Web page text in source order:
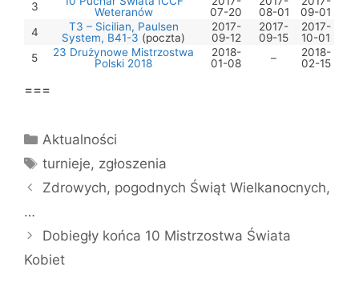
3
Weteranów
07-20
08-01
09-01
4
T3 – Sicilian, Paulsen
System, B41-3 (poczta)
2017-
09-12
2017-
09-15
2017-
10-01
5
23 Drużynowe Mistrzostwa
Polski 2018
2018-
01-08
–
2018-
02-15
===
Kategorie
Aktualności
Tagi
turnieje, zgłoszenia
Zdrowych, pogodnych Świąt Wielkanocnych,
…
Dobiegły końca 10 Mistrzostwa Świata
Kobiet